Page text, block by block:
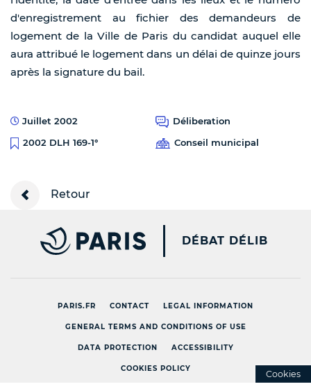
d'enregistrement au fichier des demandeurs de
logement de la Ville de Paris du candidat auquel elle
aura attribué le logement dans un délai de quinze jours
après la signature du bail.
Juillet 2002
Déliberation
2002 DLH 169-1°
Conseil municipal
Retour
PARIS.FR [NEW
DÉBAT DÉLIB
PARIS.FR CONTACT LEGAL INFORMATION
GENERAL TERMS AND CONDITIONS OF USE
DATA PROTECTION ACCESSIBILITY
COOKIES POLICY